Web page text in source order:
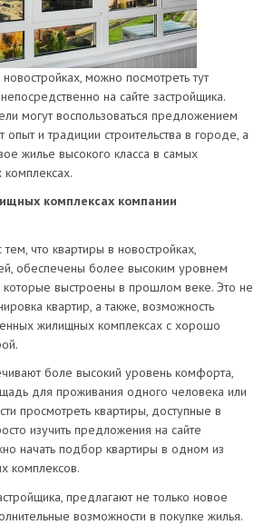
можно посмотреть тут
, непосредственно на сайте застройщика.
могут воспользоваться предложением
опыт и традиции строительства в городе, а
жилье высокого класса в самых
комплексах компании
что квартиры в новостройках,
обеспечены более высоким уровнем
выстроены в прошлом веке. Это не
квартир, а также, возможность
жилищных комплексах с хорошо
боле высокий уровень комфорта,
для проживания одного человека или
просмотреть квартиры, доступные в
изучить предложения на сайте
начать подбор квартиры в одном из
комплексов.
предлагают не только новое
возможности в покупке жилья.